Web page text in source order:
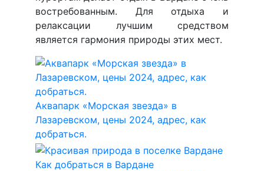
востребованным. Для отдыха и
релаксации лучшим средством
является гармония природы этих мест.
Аквапарк «Морская звезда» в
Лазаревском, цены 2024, адрес, как
добраться.
Как добраться в Вардане